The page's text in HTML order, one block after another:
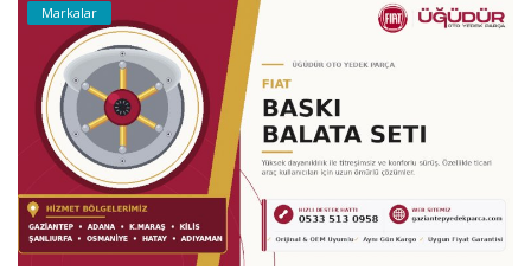
Markalar